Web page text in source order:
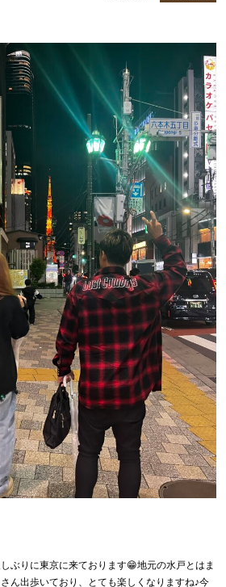
ぶりに東京に来ております😁地元の水戸とはま
ん出歩いており、とても楽しくなりますね♪今